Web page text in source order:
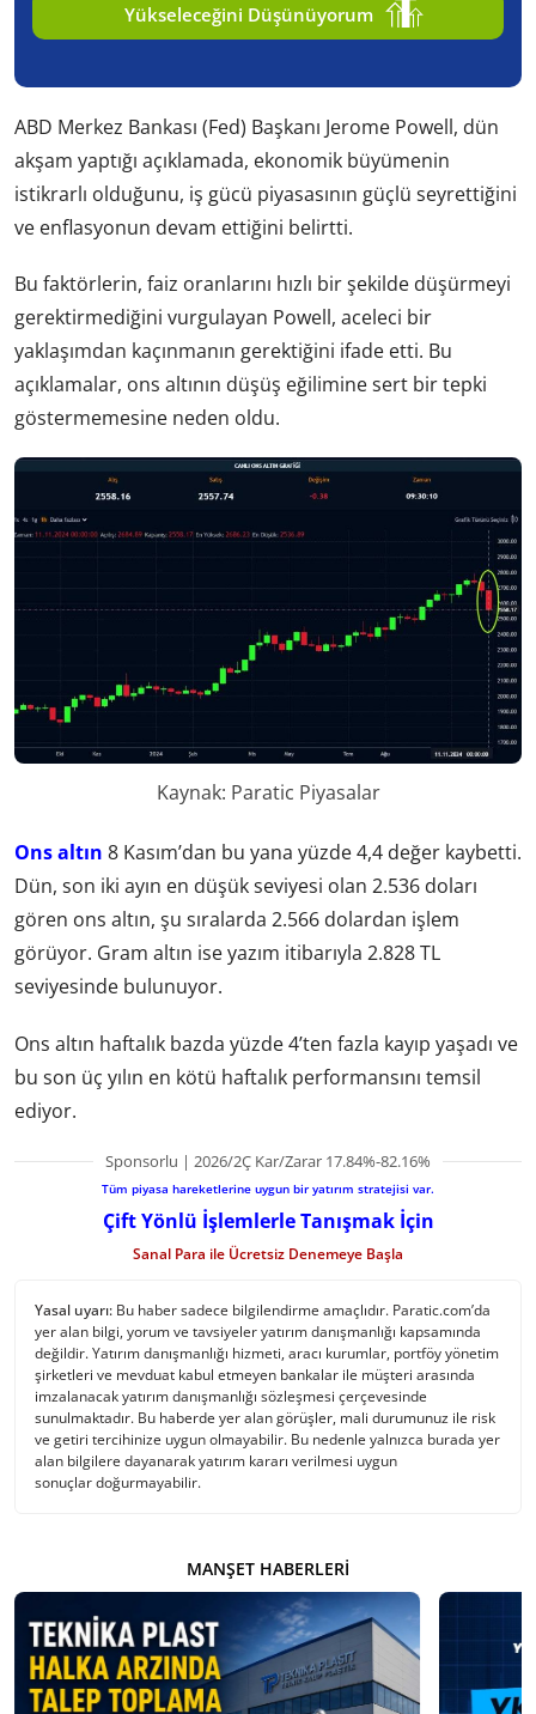
Yükseleceğini Düşünüyorum
ABD Merkez Bankası (Fed) Başkanı Jerome Powell, dün
akşam yaptığı açıklamada, ekonomik büyümenin
istikrarlı olduğunu, iş gücü piyasasının güçlü seyrettiğini
ve enflasyonun devam ettiğini belirtti.
Bu faktörlerin, faiz oranlarını hızlı bir şekilde düşürmeyi
gerektirmediğini vurgulayan Powell, aceleci bir
yaklaşımdan kaçınmanın gerektiğini ifade etti. Bu
açıklamalar, ons altının düşüş eğilimine sert bir tepki
göstermemesine neden oldu.
Kaynak: Paratic Piyasalar
Ons altın 8 Kasım’dan bu yana yüzde 4,4 değer kaybetti.
Dün, son iki ayın en düşük seviyesi olan 2.536 doları
gören ons altın, şu sıralarda 2.566 dolardan işlem
görüyor. Gram altın ise yazım itibarıyla 2.828 TL
seviyesinde bulunuyor.
Ons altın haftalık bazda yüzde 4’ten fazla kayıp yaşadı ve
bu son üç yılın en kötü haftalık performansını temsil
ediyor.
Sponsorlu | 2026/2Ç Kar/Zarar 17.84%-82.16%
Tüm piyasa hareketlerine uygun bir yatırım stratejisi var.
Çift Yönlü İşlemlerle Tanışmak İçin
Sanal Para ile Ücretsiz Denemeye Başla
Yasal uyarı: Bu haber sadece bilgilendirme amaçlıdır. Paratic.com’da
yer alan bilgi, yorum ve tavsiyeler yatırım danışmanlığı kapsamında
değildir. Yatırım danışmanlığı hizmeti, aracı kurumlar, portföy yönetim
şirketleri ve mevduat kabul etmeyen bankalar ile müşteri arasında
imzalanacak yatırım danışmanlığı sözleşmesi çerçevesinde
sunulmaktadır. Bu haberde yer alan görüşler, mali durumunuz ile risk
ve getiri tercihinize uygun olmayabilir. Bu nedenle yalnızca burada yer
alan bilgilere dayanarak yatırım kararı verilmesi uygun
sonuçlar doğurmayabilir.
MANŞET HABERLERI